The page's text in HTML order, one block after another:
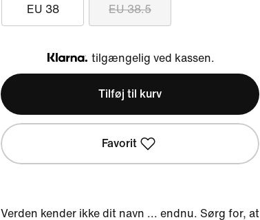
EU 38 EU 38.5
Klarna
tilgængelig ved kassen.
Tilføj til kurv
Favorit
Verden kender ikke dit navn ... endnu. Sørg for, at